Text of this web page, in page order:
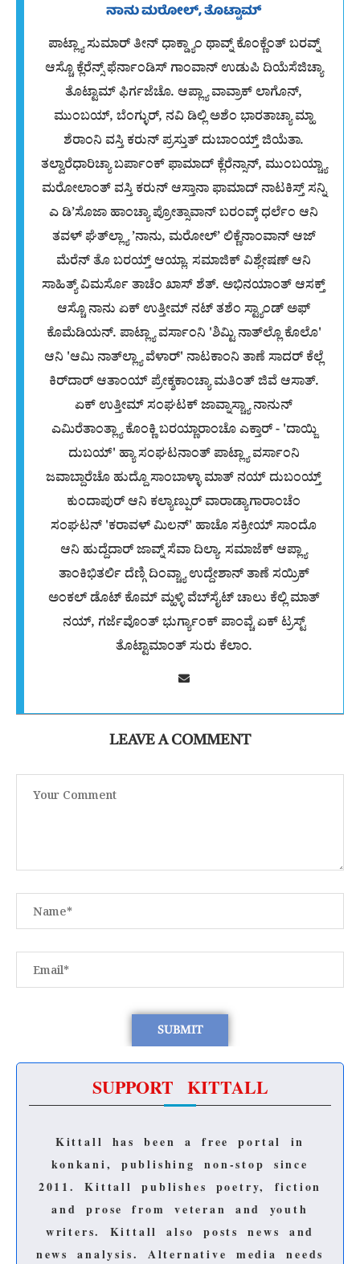
ನಾನು ಮರೋಲ್, ತೊಟ್ಟಾಮ್
ಪಾಟ್ಲ್ಯಾ ಸುಮಾರ್ ತೀನ್ ಧಾಕ್ಡ್ಯಾಂ ಥಾವ್ನ್ ಕೊಂಕ್ಣೆಂತ್ ಬರವ್ನ್
ಆಸ್ಚೊ ಕ್ಲೆರೆನ್ಸ್ ಫೆರ್ನಾಂಡಿಸ್ ಗಾಂವಾನ್ ಉಡುಪಿ ದಿಯೆಸೆಜಿಚ್ಯಾ
ತೊಟ್ಟಾಮ್ ಫಿರ್ಗಜೆಚೊ. ಆಪ್ಲ್ಯಾ ವಾವ್ರಾಕ್ ಲಾಗೊನ್,
ಮುಂಬಯ್, ಬೆಂಗ್ಳುರ್, ನವಿ ಡಿಲ್ಲಿ ಅಶೆಂ ಭಾರತಾಚ್ಯಾ ಮ್ಹಾ
ಶೆರಾಂನಿ ವಸ್ತಿ ಕರುನ್ ಪ್ರಸ್ತುತ್ ದುಬಾಂಯ್ತ್ ಜಿಯೆತಾ.
ತಲ್ವಾರೆಧಾರಿಚ್ಯಾ ಬರ್ಪಾಂಕ್ ಫಾಮಾದ್ ಕ್ಲೆರೆನ್ಸಾನ್, ಮುಂಬಯ್ಚ್ಯಾ
ಮರೋಲಾಂತ್ ವಸ್ತಿ ಕರುನ್ ಆಸ್ತಾನಾ ಫಾಮಾದ್ ನಾಟಕಿಸ್ತ್ ಸನ್ನಿ
ಎ ಡಿ’ಸೊಜಾ ಹಾಂಚ್ಯಾ ಪ್ರೋತ್ಸಾವಾನ್ ಬರಂವ್ಕ್ ಧರ್ಲೆಂ ಆನಿ
ತವಳ್ ಘೆತ್‌ಲ್ಲ್ಯಾ ’ನಾನು, ಮರೋಲ್’ ಲಿಕ್ಣೆನಾಂವಾನ್ ಆಜ್
ಮೆರೆನ್ ತೊ ಬರಯ್ತ್ ಆಯ್ಲಾ. ಸಮಾಜಿಕ್ ವಿಶ್ಲೇಷಣ್ ಆನಿ
ಸಾಹಿತ್ಯ್ ವಿಮರ್ಸೊ ತಾಚೆಂ ಖಾಸ್ ಶೆತ್. ಅಭಿನಯಾಂತ್ ಆಸಕ್ತ್
ಆಸ್ಚೊ ನಾನು ಏಕ್ ಉತ್ತೀಮ್ ನಟ್ ತಶೆಂ ಸ್ಟ್ಯಾಂಡ್ ಅಫ್
ಕೊಮೆಡಿಯನ್. ಪಾಟ್ಲ್ಯಾ ವರ್ಸಾಂನಿ 'ಶಿಮ್ಟಿ ನಾತ್‌ಲ್ಲೊ ಕೊಲೊ'
ಆನಿ 'ಆಮಿ ನಾತ್‌ಲ್ಲ್ಯಾ ವೆಳಾರ್' ನಾಟಕಾಂನಿ ತಾಣೆ ಸಾದರ್ ಕೆಲ್ಲೆ
ಕಿರ್‌ದಾರ್ ಆತಾಂಯ್ ಪ್ರೇಕ್ಶಕಾಂಚ್ಯಾ ಮತಿಂತ್ ಜಿವೆ ಆಸಾತ್.
ಏಕ್ ಉತ್ತೀಮ್ ಸಂಘಟಕ್ ಜಾವ್ನಾಸ್ಚ್ಯಾ ನಾನುನ್
ಎಮಿರೆತಾಂತ್ಲ್ಯಾ ಕೊಂಕ್ಣಿ ಬರಯ್ಣಾರಾಂಚೊ ಎಕ್ತಾರ್ - 'ದಾಯ್ಜಿ
ದುಬಯ್' ಹ್ಯಾ ಸಂಘಟನಾಂತ್ ಪಾಟ್ಲ್ಯಾ ವರ್ಸಾಂನಿ
ಜವಾಬ್ದಾರೆಚೊ ಹುದ್ದೊ ಸಾಂಬಾಳ್ಳಾ ಮಾತ್ ನಯ್ ದುಬಂಯ್ತ್
ಕುಂದಾಪುರ್ ಆನಿ ಕಲ್ಯಾಣ್ಪುರ್ ವಾರಾಡ್ಯಾಗಾರಾಂಚೆಂ
ಸಂಘಟನ್ 'ಕರಾವಳ್ ಮಿಲನ್' ಹಾಚೊ ಸಕ್ರ‍ೀಯ್ ಸಾಂದೊ
ಆನಿ ಹುದ್ದೆದಾರ್ ಜಾವ್ನ್ ಸೆವಾ ದಿಲ್ಯಾ. ಸಮಾಜೆಕ್ ಆಪ್ಲ್ಯಾ
ತಾಂಕಿಭಿತರ್ಲಿ ದೆಣ್ಗಿ ದಿಂವ್ಚ್ಯಾ ಉದ್ದೇಶಾನ್ ತಾಣೆ ಸಯ್ರಿಕ್
ಅಂಕಲ್ ಡೊಟ್ ಕೊಮ್ ಮ್ಹಳ್ಳಿ ವೆಬ್‌ಸೈಟ್ ಚಾಲು ಕೆಲ್ಲಿ ಮಾತ್
ನಯ್, ಗರ್ಜೆವೊಂತ್ ಭುರ್ಗ್ಯಾಂಕ್ ಪಾಂವ್ಚೆ ಏಕ್ ಟ್ರಸ್ಟ್
ತೊಟ್ಟಾಮಾಂತ್ ಸುರು ಕೆಲಾಂ.
LEAVE A COMMENT
SUPPORT KITTALL
Kittall has been a free portal in
konkani, publishing non-stop since
2011.Kittall publishes poetry, fiction
and prose from veteran and youth
writers. Kittall also posts news and
news analysis. Alternative media needs